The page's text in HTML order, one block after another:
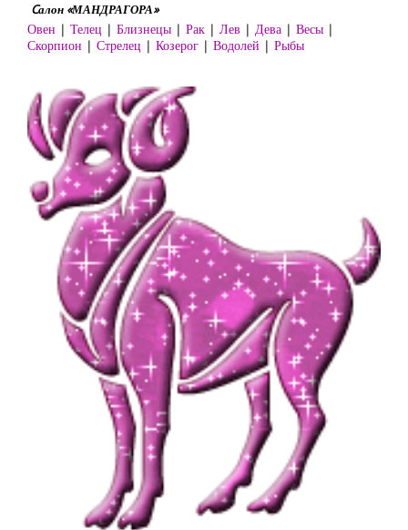
Cалон «МАНДРАГОРА»
Овен | Телец | Близнецы | Рак | Лев | Дева | Весы |
Скорпион | Стрелец | Козерог | Водолей | Рыбы